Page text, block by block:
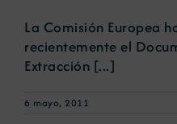
La Comisión Europea
recientemente el
Extracción [...]
6 mayo, 2011